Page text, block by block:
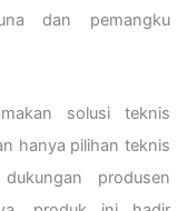
dan pemangku
solusi teknis
hanya pilihan teknis
produsen